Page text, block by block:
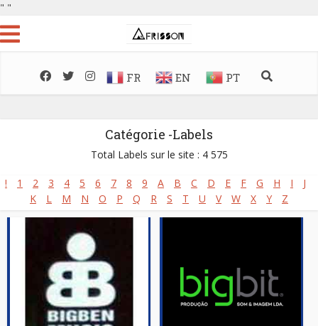
" "
FR EN PT
Catégorie -Labels
Total Labels sur le site : 4 575
! 1 2 3 4 5 6 7 8 9 A B C D E F G H I
J
K
L M N O P Q R S T U V W X Y Z